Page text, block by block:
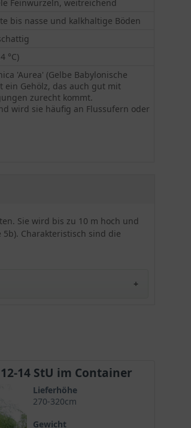
Feinwurzeln, weitreichend
bis nasse und kalkhaltige Böden
°C)
'Aurea' (Gelbe Babylonische
ein Gehölz, das auch gut mit
zurecht kommt.
wird sie häufig an Flussufern oder
Sie wird bis zu 10 m hoch und
Charakteristisch sind die
Trauer-Weide bekannt.
Dort ist sie ein echter
14 StU im Container
Lieferhöhe
270-320cm
Gewicht